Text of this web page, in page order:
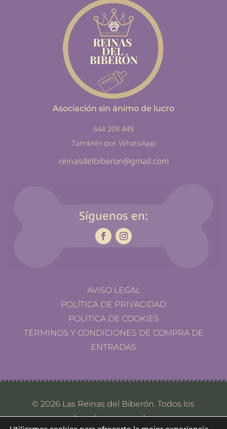
Asociación sin ánimo de lucro
644 209 449
También por WhatsApp
reinasdelbiberon@gmail.com
Síguenos en:
AVISO LEGAL
POLÍTICA DE PRIVACIDAD
POLÍTICA DE COOKIES
TÉRMINOS Y CONDICIONES DE COMPRA DE
ENTRADAS
© 2026 Las Reinas del Biberón. Todos los
derechos reservados.